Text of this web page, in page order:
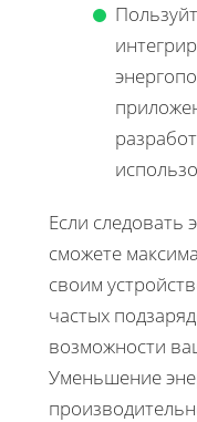
Если следовать
сможете
своим
частых
возможности
Уменьшение